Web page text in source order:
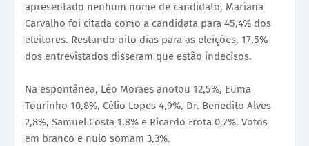
apresentado nenhum nome de candidato, Mariana
Carvalho foi citada como a candidata para 45,4% dos
eleitores. Restando oito dias para as eleições, 17,5%
dos entrevistados disseram que estão indecisos.
Na espontânea, Léo Moraes anotou 12,5%, Euma
Tourinho 10,8%, Célio Lopes 4,9%, Dr. Benedito Alves
2,8%, Samuel Costa 1,8% e Ricardo Frota 0,7%. Votos
em branco e nulo somam 3,3%.